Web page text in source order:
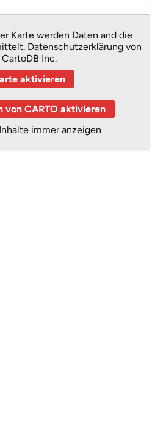
Karte werden Daten and die
Datenschutzerklärung von
CartoDB Inc.
aktivieren
von CARTO aktivieren
immer anzeigen